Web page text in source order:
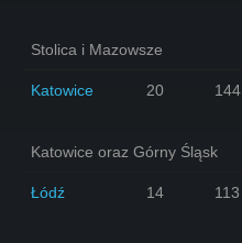
Stolica i Mazowsze
Katowice 20 144
Katowice oraz Górny Śląsk
Łódź 14 113